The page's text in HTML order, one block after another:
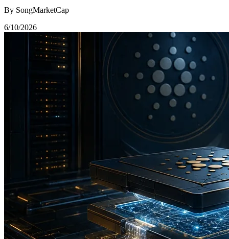
By SongMarketCap
6/10/2026